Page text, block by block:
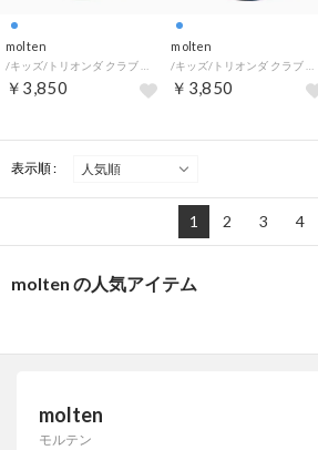
molten
￥3,850
molten
￥3,850
表示順 :
1 2 3 4
molten の人気アイテム
molten
モルテン